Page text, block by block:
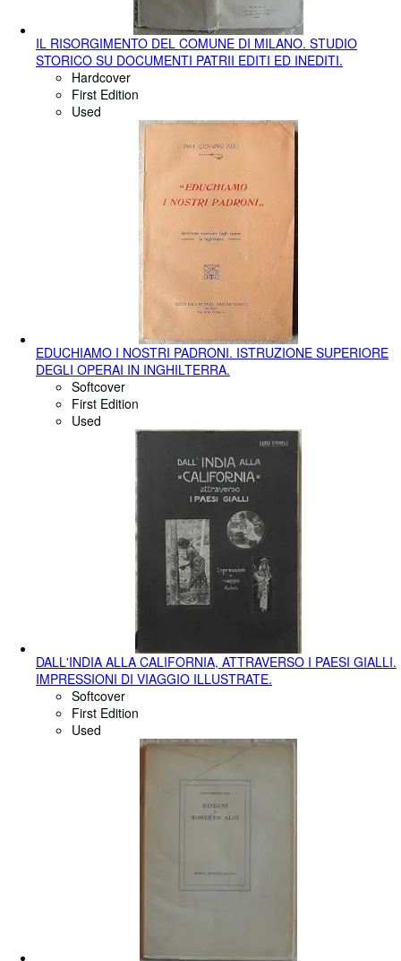
IL RISORGIMENTO DEL COMUNE DI MILANO. STUDIO
STORICO SU DOCUMENTI PATRII EDITI ED INEDITI.
Hardcover
First Edition
Used
EDUCHIAMO I NOSTRI PADRONI. ISTRUZIONE SUPERIORE
DEGLI OPERAI IN INGHILTERRA.
Softcover
First Edition
Used
DALL'INDIA ALLA CALIFORNIA, ATTRAVERSO I PAESI GIALLI.
IMPRESSIONI DI VIAGGIO ILLUSTRATE.
Softcover
First Edition
Used